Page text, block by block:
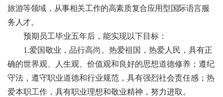
旅游等领域，从事相关工作的高素质复合应用型国际语言服
务人才。
预期员工毕业五年后，能实现以下目标：
1.爱国敬业，品行高尚。热爱祖国，热爱人民，具有正
确的世界观、人生观、价值观和良好的思想道德修养；遵纪
守法，遵守职业道德和行业规范，具有强烈社会责任感；热
爱本职工作，具有职业理想和敬业精神，努力进取。